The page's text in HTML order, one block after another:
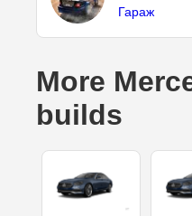
Гараж
More
builds